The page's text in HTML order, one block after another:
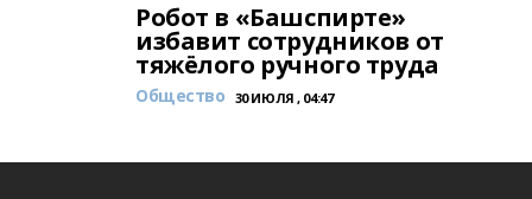
Робот в «Башспирте»
избавит сотрудников от
тяжёлого ручного труда
Общество 30 ИЮЛЯ , 04:47